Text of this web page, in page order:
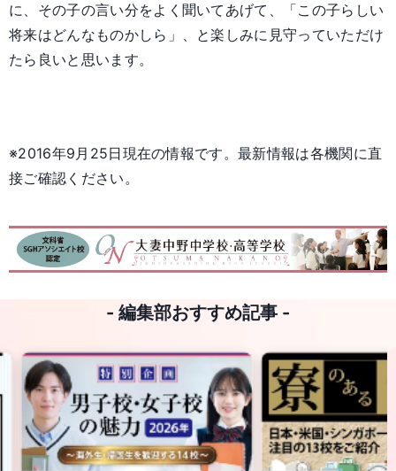
に、その子の言い分をよく聞いてあげて、「この子らしい
将来はどんなものかしら」、と楽しみに見守っていただけ
たら良いと思います。
※2016年9月25日現在の情報です。最新情報は各機関に直
接ご確認ください。
- 編集部おすすめ記事 -